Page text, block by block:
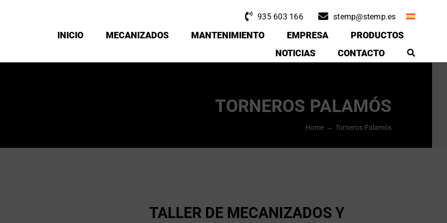
935 603 166 stemp@stemp.es
INICIO MECANIZADOS MANTENIMIENTO EMPRESA
PRODUCTOS
NOTICIAS
CONTACTO
TORNEROS PALAMÓS
Home Torneros Palamós
TALLER DE MECANIZADOS Y